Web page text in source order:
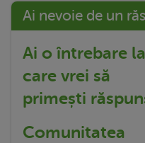
Ai nevoie de un
Ai o întrebare la
care vrei să
primești
Comunitatea